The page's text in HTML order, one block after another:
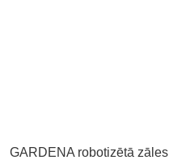
GARDENA robotizētā zāles